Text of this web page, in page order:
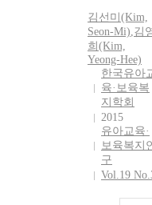
김선미(Kim,
Seon-Mi),김
희(Kim,
Yeong-Hee)
한국유아
육·보육복
지학회
2015
유아교육·
보육복지
구
Vol.19